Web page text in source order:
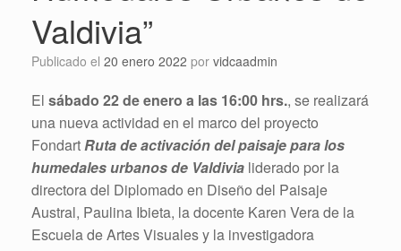
Valdivia”
Publicado el 20 enero 2022 por vidcaadmin
El sábado 22 de enero a las 16:00 hrs., se realizará
una nueva actividad en el marco del proyecto
FondartRuta de activación del paisaje para los
humedales urbanos de Valdivia liderado por la
directora del Diplomado en Diseño del Paisaje
Austral, Paulina Ibieta, la docente Karen Vera de la
Escuela de Artes Visuales y la investigadora